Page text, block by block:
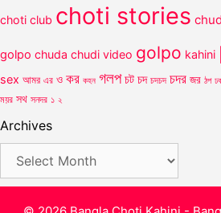
choti club choti stories
golpo chuda chudi video golpo kahini
sex আমর এর ও কর কহন গলপ চট চদ চদচদ চদর জর ঠপ
ময়র সথ সনদর ১ ২
Archives